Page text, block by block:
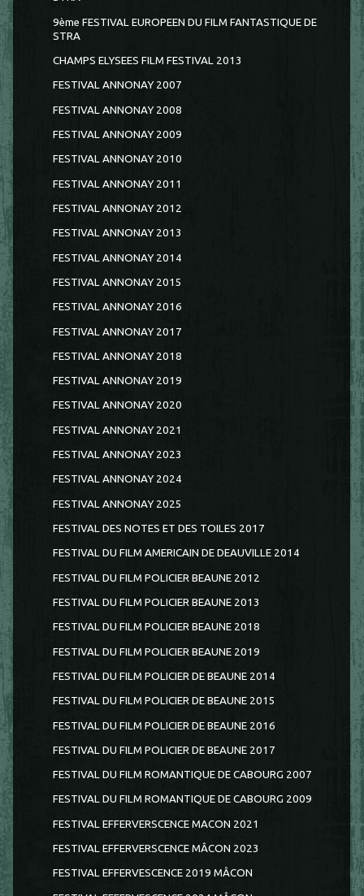
9ème FESTIVAL EUROPEEN DU FILM FANTASTIQUE DE
STRA
CHAMPS ELYSEES FILM FESTIVAL 2013
FESTIVAL ANNONAY 2007
FESTIVAL ANNONAY 2008
FESTIVAL ANNONAY 2009
FESTIVAL ANNONAY 2010
FESTIVAL ANNONAY 2011
FESTIVAL ANNONAY 2012
FESTIVAL ANNONAY 2013
FESTIVAL ANNONAY 2014
FESTIVAL ANNONAY 2015
FESTIVAL ANNONAY 2016
FESTIVAL ANNONAY 2017
FESTIVAL ANNONAY 2018
FESTIVAL ANNONAY 2019
FESTIVAL ANNONAY 2020
FESTIVAL ANNONAY 2021
FESTIVAL ANNONAY 2023
FESTIVAL ANNONAY 2024
FESTIVAL ANNONAY 2025
FESTIVAL DES NOTES ET DES TOILES 2017
FESTIVAL DU FILM AMERICAIN DE DEAUVILLE 2014
FESTIVAL DU FILM POLICIER BEAUNE 2012
FESTIVAL DU FILM POLICIER BEAUNE 2013
FESTIVAL DU FILM POLICIER BEAUNE 2018
FESTIVAL DU FILM POLICIER BEAUNE 2019
FESTIVAL DU FILM POLICIER DE BEAUNE 2014
FESTIVAL DU FILM POLICIER DE BEAUNE 2015
FESTIVAL DU FILM POLICIER DE BEAUNE 2016
FESTIVAL DU FILM POLICIER DE BEAUNE 2017
FESTIVAL DU FILM ROMANTIQUE DE CABOURG 2007
FESTIVAL DU FILM ROMANTIQUE DE CABOURG 2009
FESTIVAL EFFERVERSCENCE MACON 2021
FESTIVAL EFFERVERSCENCE MÂCON 2023
FESTIVAL EFFERVESCENCE 2019 MÂCON